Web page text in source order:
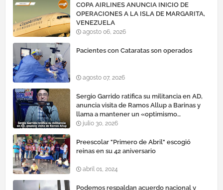
COPA AIRLINES ANUNCIA INICIO DE
OPERACIONES A LA ISLA DE MARGARITA,
VENEZUELA
agosto 06, 2026
Pacientes con Cataratas son operados
agosto 07, 2026
Sergio Garrido ratifica su militancia en AD,
anuncia visita de Ramos Allup a Barinas y
llama a mantener un «optimismo
cauteloso»
julio 30, 2026
Preescolar "Primero de Abril" escogió
reinas en su 42 aniversario
abril 01, 2024
Podemos respaldan acuerdo nacional y